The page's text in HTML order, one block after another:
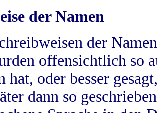
der Namen
der
offensichtlich so
hat, oder besser
dann so